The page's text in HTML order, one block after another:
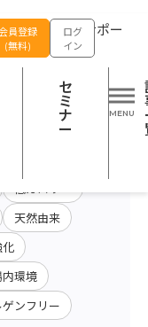
の企画開発をサポー
る
員登録
(無料)
ログ
イン
セ
ミ
ナ
ー
原料・絞り込み検
索
天然由来
化
内環境
ゲンフリー